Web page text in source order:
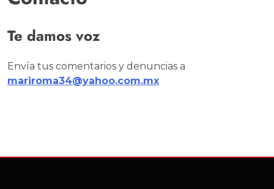
Te damos voz
Envía tus comentarios y denuncias a
mariroma34@yahoo.com.mx